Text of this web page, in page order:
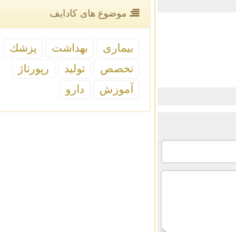
موضوع های كادایف
بیماری بهداشت
پزشك
تخصص
تولید
رپورتاژ
آموزش
دارو